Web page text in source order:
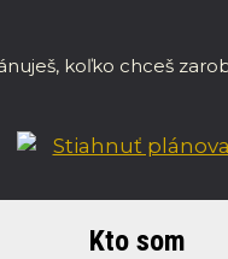
koľko chceš
Kto som